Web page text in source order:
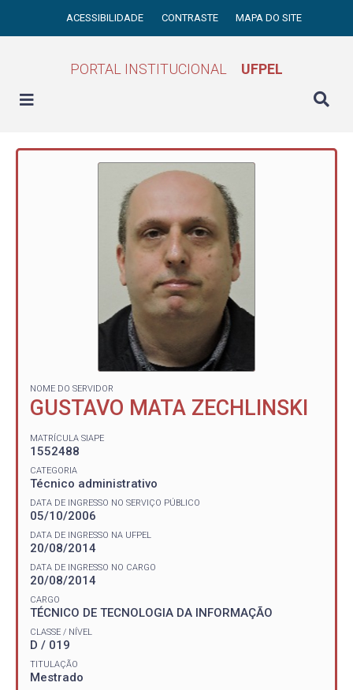
ACESSIBILIDADE CONTRASTE MAPA DO SITE
PORTAL INSTITUCIONAL UFPEL
NOME DO SERVIDOR
GUSTAVO MATA ZECHLINSKI
MATRÍCULA SIAPE
1552488
CATEGORIA
Técnico administrativo
DATA DE INGRESSO NO SERVIÇO PÚBLICO
05/10/2006
DATA DE INGRESSO NA UFPEL
20/08/2014
DATA DE INGRESSO NO CARGO
20/08/2014
CARGO
TÉCNICO DE TECNOLOGIA DA INFORMAÇÃO
CLASSE / NÍVEL
D / 019
TITULAÇÃO
Mestrado